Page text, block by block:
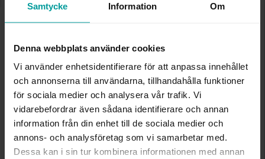
Samtycke Information Om
Denna webbplats använder cookies
Vi använder enhetsidentifierare för att anpassa innehållet
och annonserna till användarna, tillhandahålla funktioner
för sociala medier och analysera vår trafik. Vi
vidarebefordrar även sådana identifierare och annan
information från din enhet till de sociala medier och
annons- och analysföretag som vi samarbetar med.
Dessa kan i sin tur kombinera informationen med annan
✅ Alltid grymma deals.
✅ Öppet köp i 30 dagar vid onlineköp.
VÄLJ STORLEK FÖR ATT LÄGGA I
VARUKORGEN